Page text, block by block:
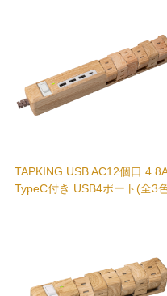
AC2個口 3.4A USB2ポ
AC4個口＋USB-C（
AC4個口 全3色
AC4個口 PD30W
TAPKING USB AC12個口 4.8A
TypeC付き USB4ポート(全3